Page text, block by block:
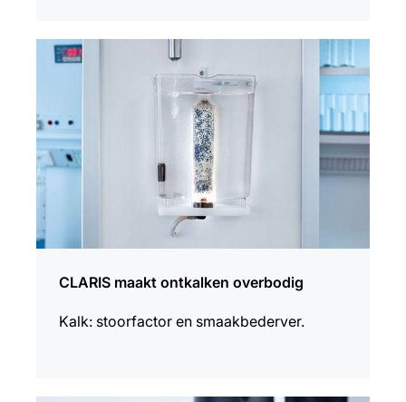
CLARIS maakt ontkalken overbodig
Kalk: stoorfactor en smaakbederver.